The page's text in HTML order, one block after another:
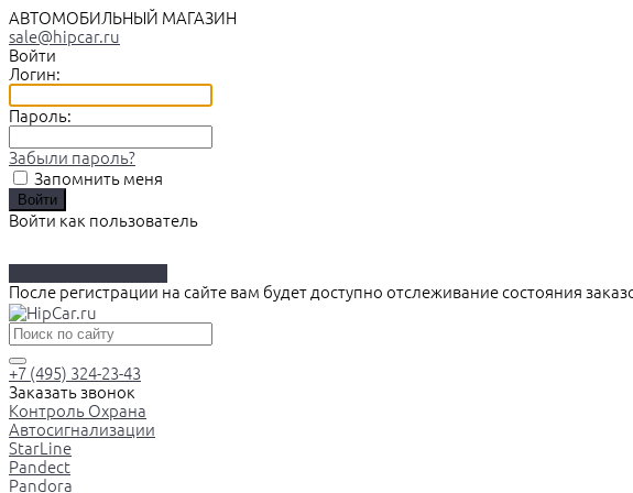
АВТОМОБИЛЬНЫЙ МАГАЗИН
sale@hipcar.ru
Войти
Логин:
Пароль:
Забыли пароль?
Запомнить меня
Войти как пользователь
После регистрации на сайте вам будет доступно отслеживание состояния
+7 (495) 324-23-43
Заказать звонок
Контроль Охрана
Автосигнализации
StarLine
Pandect
Pandora